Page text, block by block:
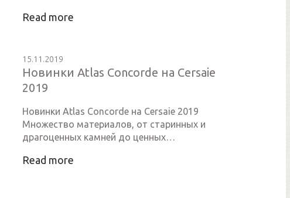
Read more
15.11.2019
Новинки Atlas Concorde на Cersaie
2019
Новинки Atlas Concorde на Cersaie 2019
Множество материалов, от старинных и
драгоценных камней до ценных…
Read more